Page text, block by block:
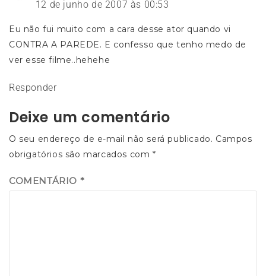
12 de junho de 2007 às 00:53
Eu não fui muito com a cara desse ator quando vi
CONTRA A PAREDE. E confesso que tenho medo de
ver esse filme..hehehe
Responder
Deixe um comentário
O seu endereço de e-mail não será publicado. Campos
obrigatórios são marcados com*
COMENTÁRIO *